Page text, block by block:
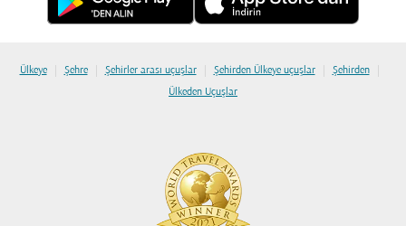
Ülkeye | Şehre | Şehirler arası uçuşlar | Şehirden Ülkeye uçuşlar | Şehirden |
Ülkeden Uçuşlar